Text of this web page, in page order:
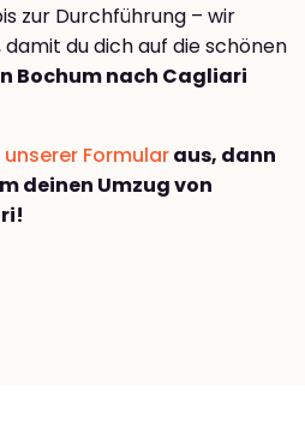
zur Durchführung – wir
du dich auf die schönen
Bochum nach Cagliari
unserer Formularaus, dann
deinen Umzug von